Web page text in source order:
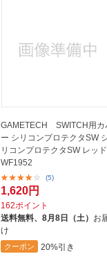
GAMETECH SWITCH用カ
ー シリコンプロテクタSW
リコンプロテクタSW レッ
WF1952
(5)
1,620円
162ポイント
送料無料、 8月8日（土） お
け
クーポン 20%引き